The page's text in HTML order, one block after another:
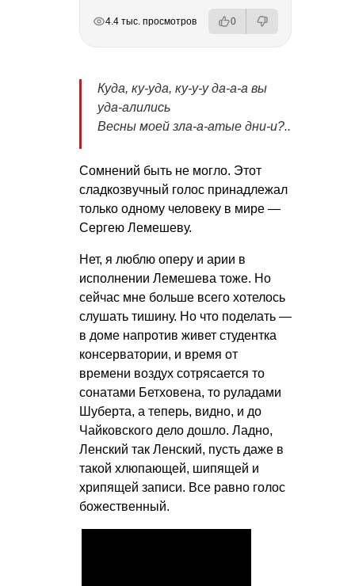
4.4 тыс. просмотров 0
Куда, ку-уда, ку-у-у да-а-а вы
уда-алились
Весны моей зла-а-атые дни-и?..
Сомнений быть не могло. Этот
сладкозвучный голос принадлежал
только одному человеку в мире —
Сергею Лемешеву.
Нет, я люблю оперу и арии в
исполнении Лемешева тоже. Но
сейчас мне больше всего хотелось
слушать тишину. Но что поделать —
в доме напротив живет студентка
консерватории, и время от
времени воздух сотрясается то
сонатами Бетховена, то руладами
Шуберта, а теперь, видно, и до
Чайковского дело дошло. Ладно,
Ленский так Ленский, пусть даже в
такой хлюпающей, шипящей и
хрипящей записи. Все равно голос
божественный.